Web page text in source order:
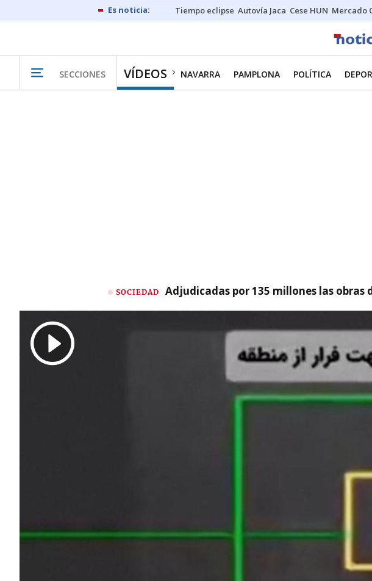
Tiempo eclipse Autovía Jaca Cese HUN Mercado
SECCIONES VÍDEOS NAVARRA PAMPLONA POLÍTICA
SOCIEDAD Adjudicadas por 135 millones las